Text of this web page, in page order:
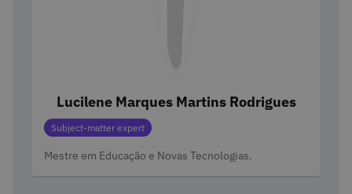
Lucilene Marques Martins Rodrigues
Categories
Subject-matter expert
Mestre em Educação e Novas Tecnologias.